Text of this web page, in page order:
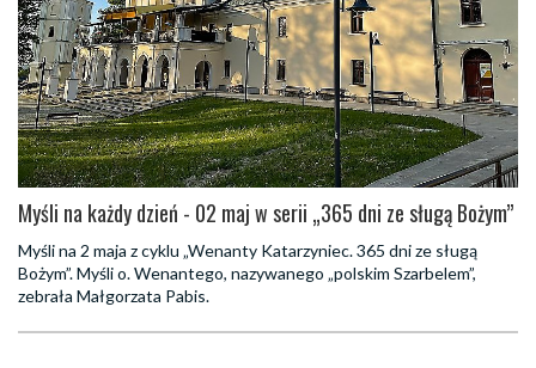
Myśli na każdy dzień - 02 maj w serii „365 dni ze sługą Bożym”
Myśli na 2 maja z cyklu „Wenanty Katarzyniec. 365 dni ze sługą
Bożym”. Myśli o. Wenantego, nazywanego „polskim Szarbelem”,
zebrała Małgorzata Pabis.